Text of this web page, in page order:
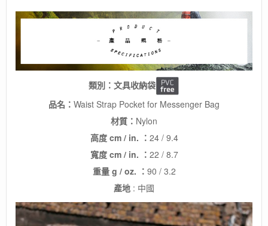
類別：文具收納袋
品名： Waist Strap Pocket for Messenger Bag
材質： Nylon
高度 cm / in. ： 24 / 9.4
寬度 cm / in. ： 22 / 8.7
重量 g / oz. ： 90 / 3.2
產地 : 中國